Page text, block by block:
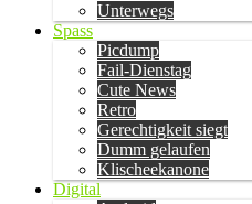
Unterwegs
Spass
Picdump
Fail-Dienstag
Cute News
Retro
Gerechtigkeit siegt
Dumm gelaufen
Klischeekanone
Digital